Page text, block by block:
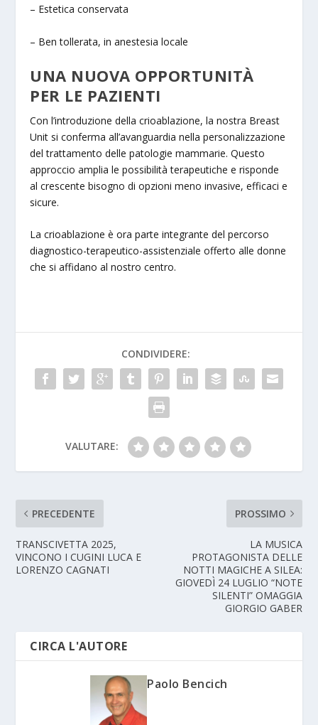
– Estetica conservata
– Ben tollerata, in anestesia locale
UNA NUOVA OPPORTUNITÀ
PER LE PAZIENTI
Con l’introduzione della crioablazione, la nostra Breast
Unit si conferma all’avanguardia nella personalizzazione
del trattamento delle patologie mammarie. Questo
approccio amplia le possibilità terapeutiche e risponde
al crescente bisogno di opzioni meno invasive, efficaci e
sicure.
La crioablazione è ora parte integrante del percorso
diagnostico-terapeutico-assistenziale offerto alle donne
che si affidano al nostro centro.
CONDIVIDERE:
VALUTARE:
PRECEDENTE
TRANSCIVETTA 2025,
VINCONO I CUGINI LUCA E
LORENZO CAGNATI
PROSSIMO
LA MUSICA
PROTAGONISTA DELLE
NOTTI MAGICHE A SILEA:
GIOVEDÌ 24 LUGLIO “NOTE
SILENTI” OMAGGIA
GIORGIO GABER
CIRCA L'AUTORE
Paolo Bencich